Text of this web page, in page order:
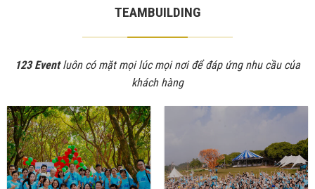
TEAMBUILDING
123 Eventluôn có mặt mọi lúc mọi nơi để đáp ứng nhu cầu của
khách hàng